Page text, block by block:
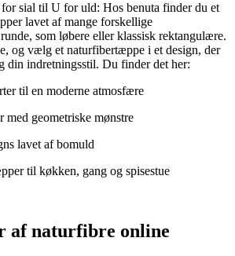
sial til U for uld: Hos benuta finder du et
lavet af mange forskellige
som løbere eller klassisk rektangulære.
og vælg et naturfibertæppe i et design, der
din indretningsstil. Du finder det her:
til en moderne atmosfære
geometriske mønstre
lavet af bomuld
til køkken, gang og spisestue
af naturfibre online